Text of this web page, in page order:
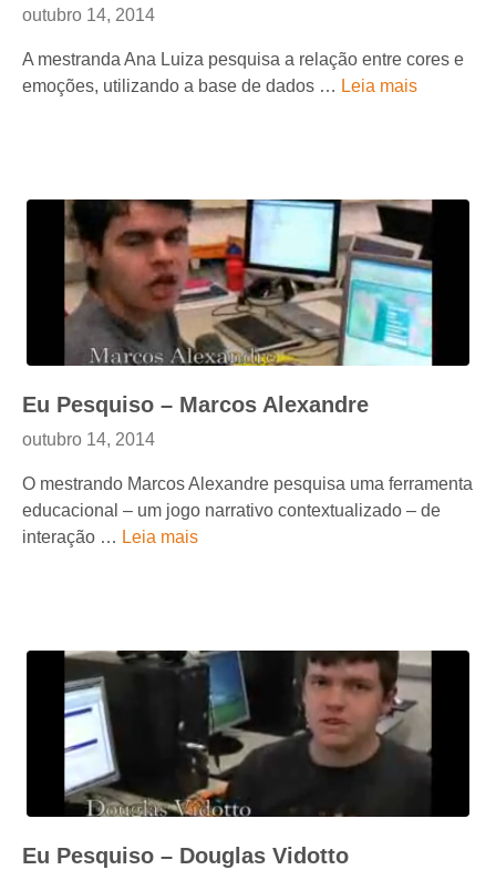
outubro 14, 2014
A mestranda Ana Luiza pesquisa a relação entre cores e
emoções, utilizando a base de dados … Leia mais
Eu Pesquiso – Marcos Alexandre
outubro 14, 2014
O mestrando Marcos Alexandre pesquisa uma ferramenta
educacional – um jogo narrativo contextualizado – de
interação … Leia mais
Eu Pesquiso – Douglas Vidotto